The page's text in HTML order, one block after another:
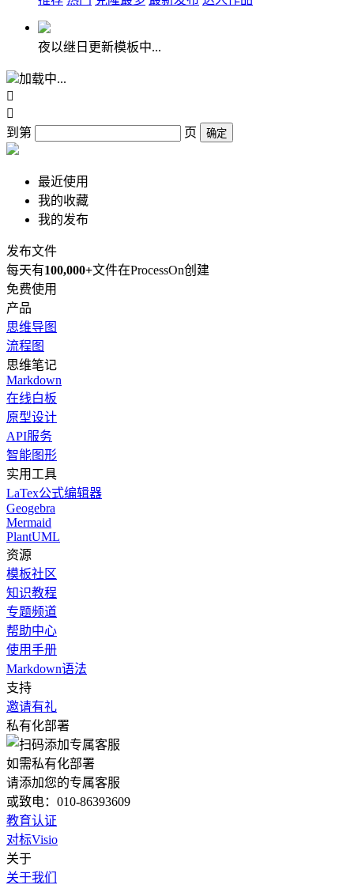
夜以继日更新模板中...
加载中...


到第
页 确定
最近使用
我的收藏
我的发布
发布文件
每天有100,000+文件在ProcessOn创建
免费使用
产品
思维导图
流程图
思维笔记
Markdown
在线白板
原型设计
API服务
智能图形
实用工具
LaTex公式编辑器
Geogebra
Mermaid
PlantUML
资源
模板社区
知识教程
专题频道
帮助中心
使用手册
Markdown语法
支持
邀请有礼
私有化部署
如需私有化部署
请添加您的专属客服
或致电：010-86393609
教育认证
对标Visio
关于
关于我们